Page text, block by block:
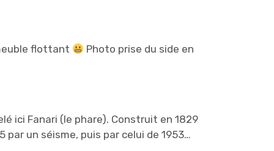
flottant
Photo prise du side en
ici Fanari (le phare). Construit en 1829
un séisme, puis par celui de 1953…